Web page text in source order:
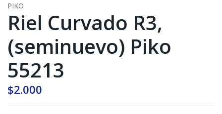
PIKO
Riel Curvado R3,
(seminuevo) Piko
55213
$2.000